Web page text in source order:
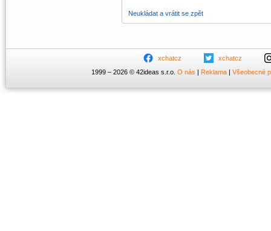
Neukládat a vrátit se zpět
xchatcz
xchatcz
1999 – 2026 © 42ideas s.r.o. O nás | Reklama | Všeobecné